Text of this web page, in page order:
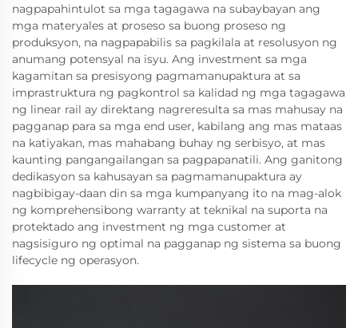
nagpapahintulot sa mga tagagawa na subaybayan ang
mga materyales at proseso sa buong proseso ng
produksyon, na nagpapabilis sa pagkilala at resolusyon ng
anumang potensyal na isyu. Ang investment sa mga
kagamitan sa presisyong pagmamanupaktura at sa
imprastruktura ng pagkontrol sa kalidad ng mga tagagawa
ng linear rail ay direktang nagreresulta sa mas mahusay na
pagganap para sa mga end user, kabilang ang mas mataas
na katiyakan, mas mahabang buhay ng serbisyo, at mas
kaunting pangangailangan sa pagpapanatili. Ang ganitong
dedikasyon sa kahusayan sa pagmamanupaktura ay
nagbibigay-daan din sa mga kumpanyang ito na mag-alok
ng komprehensibong warranty at teknikal na suporta na
protektado ang investment ng mga customer at
nagsisiguro ng optimal na pagganap ng sistema sa buong
lifecycle ng operasyon.